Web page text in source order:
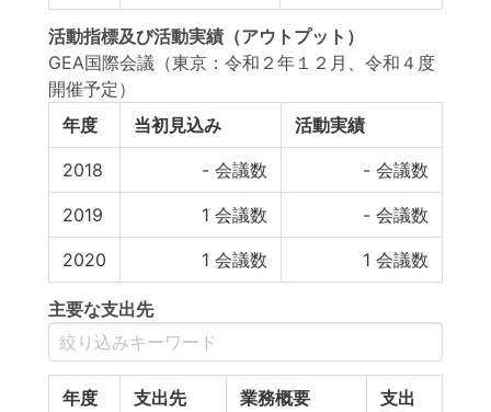
活動指標及び活動実績 （アウトプット）
GEA国際会議（東京：令和２年１２月、令和４度
開催予定）
年度
当初見込み 活動実績
2018 - 会議数 - 会議数
2019 1 会議数 - 会議数
2020 1 会議数 1 会議数
主要な支出先
年度 支出先 業務概要
支出